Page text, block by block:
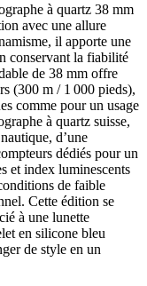
à quartz 38 mm
avec une allure
il apporte une
conservant la fiabilité
de 38 mm offre
(300 m / 1 000 pieds),
comme pour un usage
à quartz suisse,
d’une
dédiés pour un
et index luminescents
de faible
Cette édition se
à une lunette
en silicone bleu
de style en un